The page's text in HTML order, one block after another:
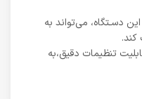
دسـتگاه، می‌تواند به
تنظیمات دقیق،به